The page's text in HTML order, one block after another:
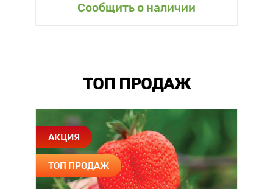
Сообщить о наличии
ТОП ПРОДАЖ
АКЦИЯ
ТОП ПРОДАЖ